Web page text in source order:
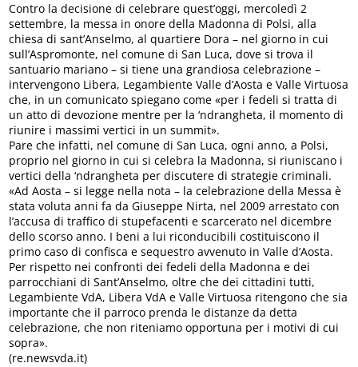
Contro la decisione di celebrare quest’oggi, mercoledì 2
settembre, la messa in onore della Madonna di Polsi, alla
chiesa di sant’Anselmo, al quartiere Dora – nel giorno in cui
sull’Aspromonte, nel comune di San Luca, dove si trova il
santuario mariano – si tiene una grandiosa celebrazione –
intervengono Libera, Legambiente Valle d’Aosta e Valle Virtuosa
che, in un comunicato spiegano come «per i fedeli si tratta di
un atto di devozione mentre per la ‘ndrangheta, il momento di
riunire i massimi vertici in un summit».
Pare che infatti, nel comune di San Luca, ogni anno, a Polsi,
proprio nel giorno in cui si celebra la Madonna, si riuniscano i
vertici della ‘ndrangheta per discutere di strategie criminali.
«Ad Aosta – si legge nella nota – la celebrazione della Messa è
stata voluta anni fa da Giuseppe Nirta, nel 2009 arrestato con
l’accusa di traffico di stupefacenti e scarcerato nel dicembre
dello scorso anno. I beni a lui riconducibili costituiscono il
primo caso di confisca e sequestro avvenuto in Valle d’Aosta.
Per rispetto nei confronti dei fedeli della Madonna e dei
parrocchiani di Sant’Anselmo, oltre che dei cittadini tutti,
Legambiente VdA, Libera VdA e Valle Virtuosa ritengono che sia
importante che il parroco prenda le distanze da detta
celebrazione, che non riteniamo opportuna per i motivi di cui
sopra».
(re.newsvda.it)